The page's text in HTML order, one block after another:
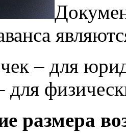
– для
для
размера